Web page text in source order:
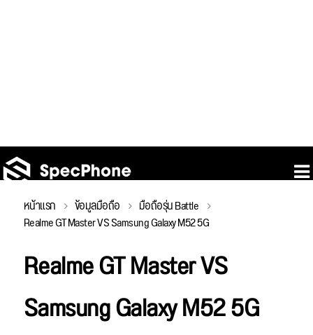
หน้าแรก ข้อมูลมือถือ มือถือรุ่น Battle
Realme GT Master VS Samsung Galaxy M52 5G
Realme GT Master VS
Samsung Galaxy M52 5G